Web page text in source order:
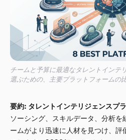
チームと予算に最適なタレントインテ
選ぶための、主要プラットフォームの比
要約: タレントインテリジェンスプ
ソーシング、スキルデータ、分析
ームがより迅速に人材を見つけ、評